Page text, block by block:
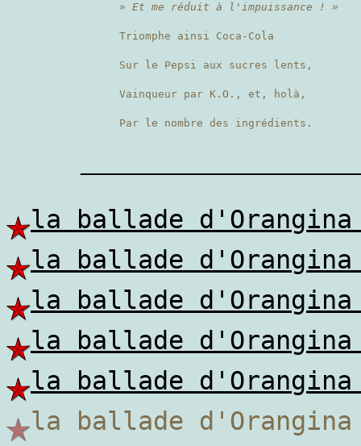
» Et me réduit à l'impuissance ! »
Triomphe ainsi Coca-Cola
Sur le Pepsi aux sucres lents,
Vainqueur par K.O., et, holà,
Par le nombre des ingrédients.
la ballade
la ballade
la ballade
la ballade
la ballade
la ballade